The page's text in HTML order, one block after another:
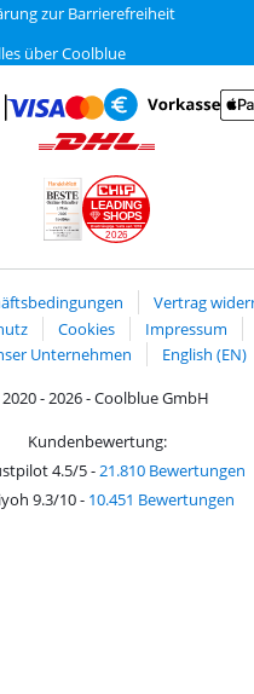
zur Barrierefreiheit
über Coolblue
PayPal
mit Mastercard und Visa über
Zahlung mit Vorkasse
2026
LEADING
SHOPS
Vertrag
Cookies
Impressum
Unternehmen
English (EN)
- 2026 - Coolblue GmbH
Kundenbewertung:
4.5/5-21.810 Bewertungen
9.3/10- 10.451 Bewertungen